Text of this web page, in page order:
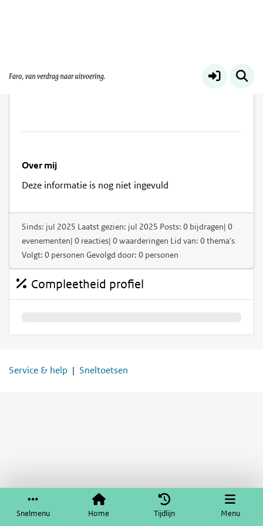
Snelmenu Home Tijdlijn Menu
Over mij
Deze informatie is nog niet ingevuld
Sinds: jul 2025 Laatst gezien: jul 2025 Posts: 0 bijdragen| 0
evenementen| 0 reacties| 0 waarderingen Lid van: 0 thema's
Volgt: 0 personen Gevolgd door: 0 personen
Compleetheid profiel
Service & help Sneltoetsen